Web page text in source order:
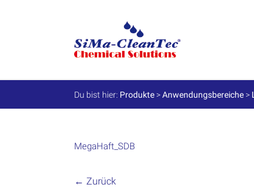
SiMa-
Cleantec
GmbH
Spezialprodukte
und
Du bist hier: Produkte >Anwendungsbereiche >
MegaHaft_SDB
← Zurück